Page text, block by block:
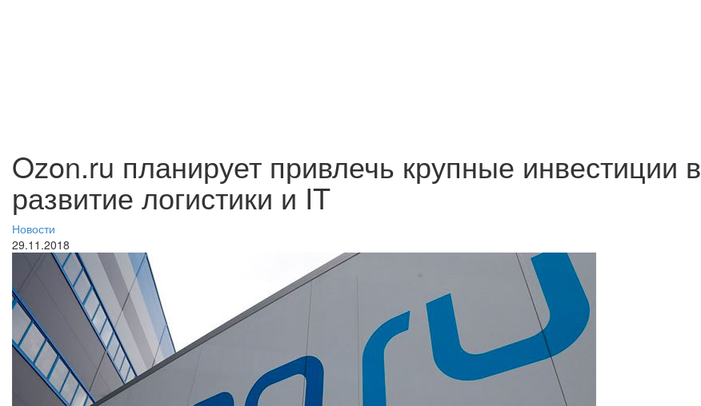
Ozon.ru планирует привлечь крупные инвестиции в
развитие логистики и IT
Новости
29.11.2018